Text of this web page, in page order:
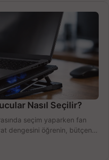
Nasıl Seçilir?
seçim yaparken fan
dengesini öğrenin, bütçenizi